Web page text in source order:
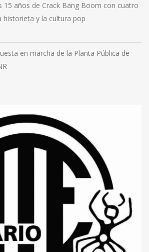
15 años de Crack Bang Boom con cuatro
historieta y la cultura pop
en marcha de la Planta Pública de